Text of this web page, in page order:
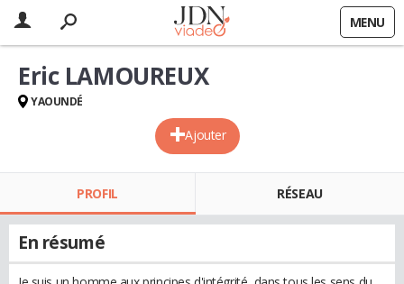
MENU
Ajouter
Eric LAMOUREUX
YAOUNDÉ
PROFIL RÉSEAU
En résumé